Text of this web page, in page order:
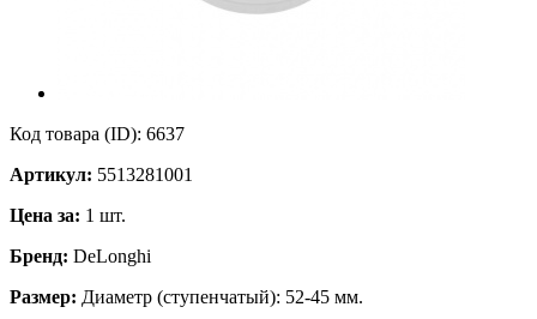
Код товара (ID): 6637
Артикул: 5513281001
Цена за: 1 шт.
Бренд: DeLonghi
Размер: Диаметр (ступенчатый): 52-45 мм.